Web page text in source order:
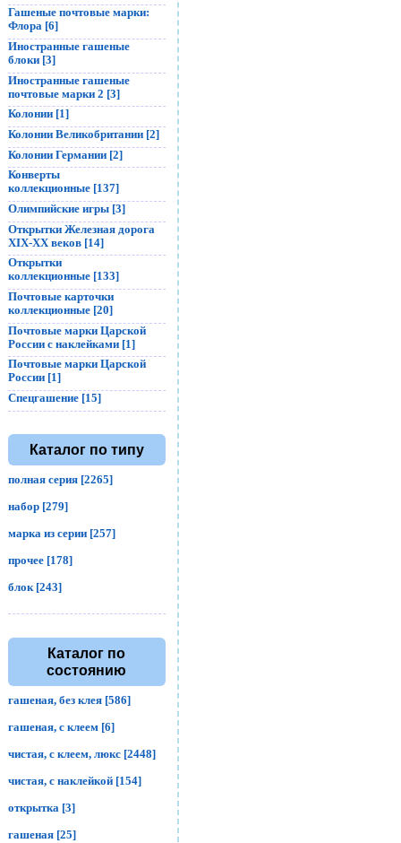
Гашеные почтовые марки:
Флора [6]
Иностранные гашеные
блоки [3]
Иностранные гашеные
почтовые марки 2 [3]
Колонии [1]
Колонии Великобритании [2]
Колонии Германии [2]
Конверты
коллекционные [137]
Олимпийские игры [3]
Открытки Железная дорога
XIX-XX веков [14]
Открытки
коллекционные [133]
Почтовые карточки
коллекционные [20]
Почтовые марки Царской
России с наклейками [1]
Почтовые марки Царской
России [1]
Спецгашение [15]
Каталог по типу
полная серия [2265]
набор [279]
марка из серии [257]
прочее [178]
блок [243]
Каталог по
состоянию
гашеная, без клея [586]
гашеная, с клеем [6]
чистая, с клеем, люкс [2448]
чистая, с наклейкой [154]
открытка [3]
гашеная [25]